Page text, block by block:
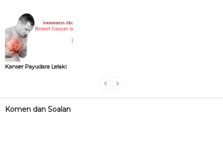
Kanser Payudara Lelaki
Komen dan Soalan